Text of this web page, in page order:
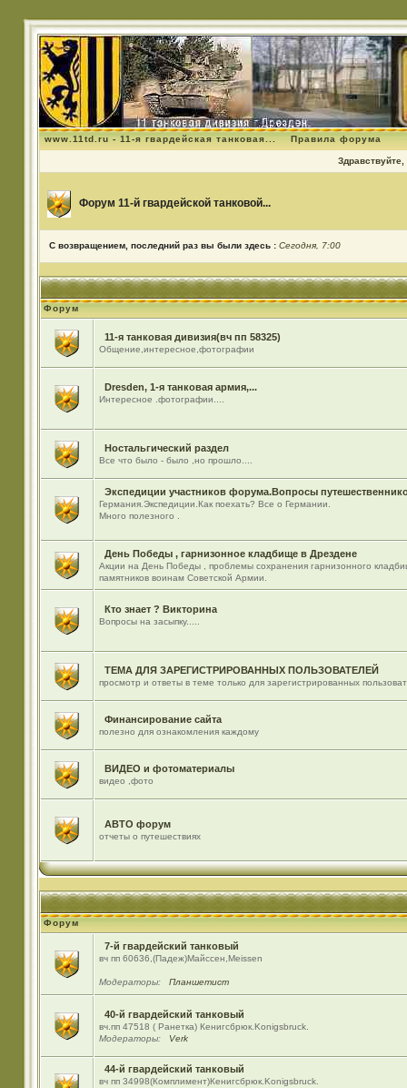
www.11td.ru - 11-я гвардейская танковая... Правила форума
Здравствуйте,
Форум 11-й гвардейской танковой...
С возвращением, последний раз вы были здесь : Сегодня, 7:00
Форум
11-я танковая дивизия(вч пп 58325)
Общение,интересное,фотографии
Dresden, 1-я танковая армия,...
Интересное .фотографии....
Ностальгический раздел
Все что было - было ,но прошло....
Экспедиции участников форума.Вопросы
Германия.Экспедиции.Как поехать? Все о Германии.
Много полезного .
День Победы , гарнизонное кладбище в Дрездене
Акции на День Победы , проблемы сохранения гарнизонного
памятников воинам Советской Армии.
Кто знает ? Викторина
Вопросы на засыпку.....
ТЕМА ДЛЯ ЗАРЕГИСТРИРОВАННЫХ ПОЛЬЗОВАТЕЛЕЙ
просмотр и ответы в теме только для зарегистрированных
Финансирование сайта
полезно для ознакомления каждому
ВИДЕО и фотоматериалы
видео ,фото
АВТО форум
отчеты о путешествиях
Форум
7-й гвардейский танковый
вч пп 60636,(Падеж)Майсcен,Meissen
Модераторы: Планшетист
40-й гвардейский танковый
вч.пп 47518 ( Ранетка) Кенигсбрюк.Konigsbruck.
Модераторы:
Verk
44-й гвардейский танковый
вч пп 34998(Комплимент)Кенигсбрюк.Konigsbruck.